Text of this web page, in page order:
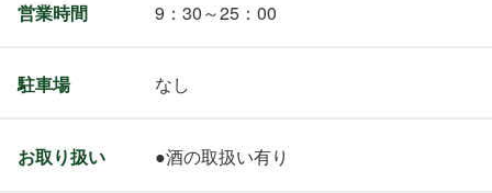
営業時間 9：30～25：00
駐車場 なし
お取り扱い ●酒の取扱い有り